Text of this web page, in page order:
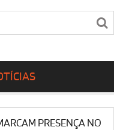
PRESENÇA NO